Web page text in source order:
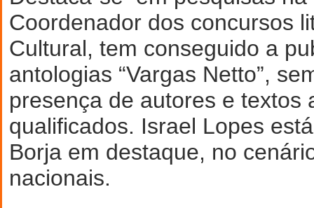
Coordenador dos concursos
Cultural, tem conseguido a
antologias “Vargas Netto”,
presença de autores e textos
qualificados. Israel Lopes
Borja em destaque, no
nacionais.